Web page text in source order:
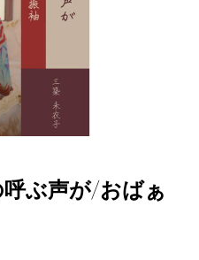
ぶ声が/おばぁ